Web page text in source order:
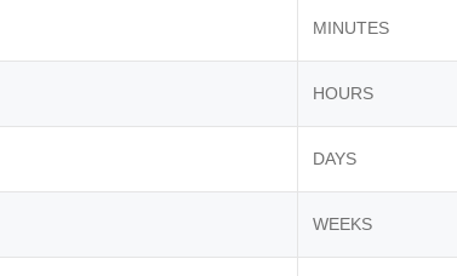
MINUTES
HOURS
DAYS
WEEKS